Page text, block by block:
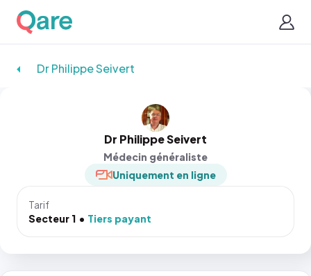
Dr Philippe Seivert
Dr Philippe Seivert
Médecin généraliste
Uniquement en ligne
Tarif
Secteur 1
Tiers payant